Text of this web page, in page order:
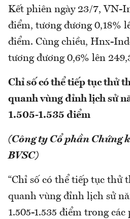
Kết phiên ngày 23/7, VN-
điểm, tương đương 0,18%
điểm. Cùng chiều, Hnx-
tương đương 0,6% lên
Chỉ số có thể tiếp tục thử
quanh vùng đỉnh lịch sử
1.505-1.535 điểm
(Công ty Cổ phần Chứng
BVSC)
“Chỉ số có thể tiếp tục thử
quanh vùng đỉnh lịch sử
1.505-1.535 điểm trong